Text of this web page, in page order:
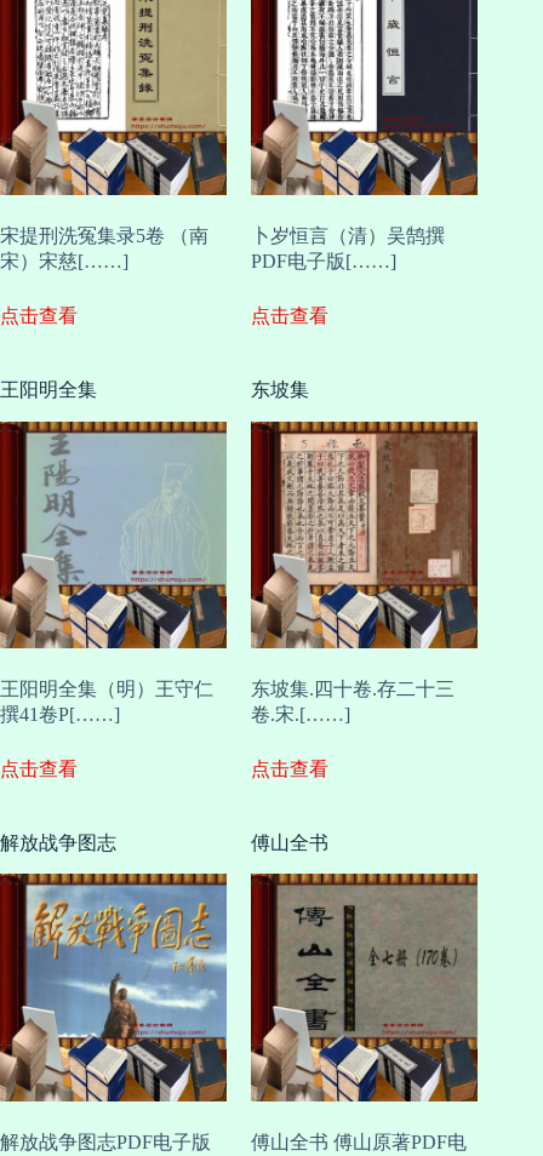
宋提刑洗冤集录5卷 （南
宋）宋慈[……]
点击查看
卜岁恒言（清）吴鹄撰
PDF电子版[……]
点击查看
王阳明全集
王阳明全集（明）王守仁
撰41卷P[……]
点击查看
东坡集
东坡集.四十卷.存二十三
卷.宋.[……]
点击查看
解放战争图志
解放战争图志PDF电子版
傅山全书
傅山全书 傅山原著PDF电